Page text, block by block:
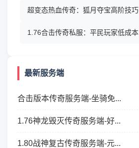
超变态热血传奇：狐月夺宝高阶技巧
1.76合击传奇私服：平民玩家低成本
最新服务端
合击版本传奇服务端-坐骑免...
1.76神龙毁灭传奇服务端-好...
1.80战神复古传奇服务端-元...